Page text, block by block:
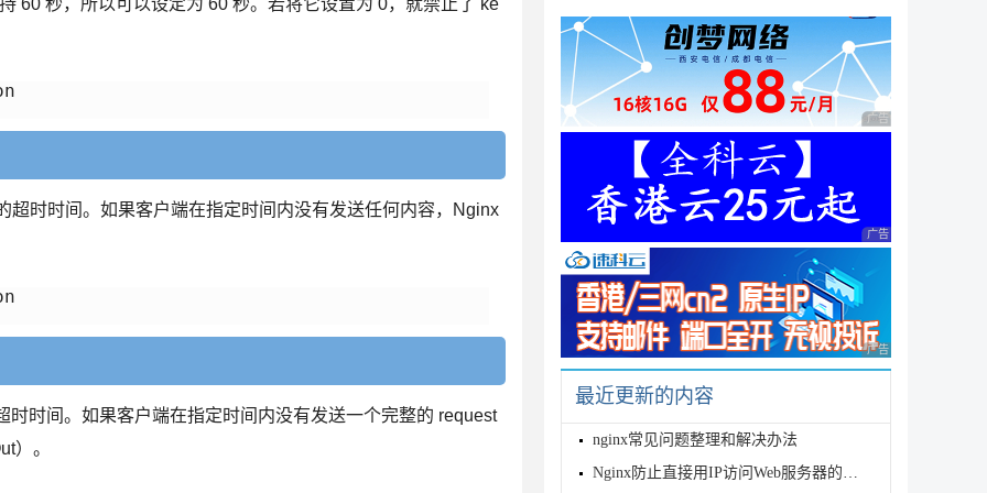
60 秒，所以可以设定为 60 秒。若将它设置为 0，就禁止了 ke
超时时间。如果客户端在指定时间内没有发送任何内容，Nginx
时间。如果客户端在指定时间内没有发送一个完整的 request
）。
广告 商业广告，理性
广告 商业广告，理性
广告 商业广告，理性
最近更新的内容
nginx常见问题整理和解决办法
Nginx防止直接用IP访问Web服务器的设置方法